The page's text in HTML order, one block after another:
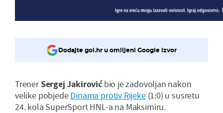
Dodajte gol.hr u omiljeni Google izvor
TrenerSergej Jakirovićbio je zadovoljan nakon
velike pobjedeDinama protiv Rijeke(1:0) u susretu
24. kola SuperSport HNL-a na Maksimiru.